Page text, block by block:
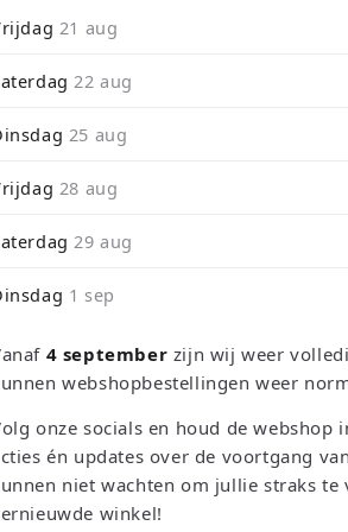
i
n
tijdens ons verbouwing10% Korting op
September 3 will be shipped on
21 aug
22 aug
25 aug
28 aug
29 aug
1 sep
4 september zijn wij weer
webshopbestellingen weer
onze socials en houd de webshop
én updates over de voortgang
niet wachten om jullie straks te
winkel!